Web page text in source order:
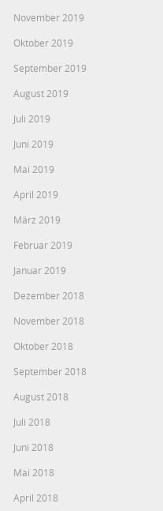
November 2019
Oktober 2019
September 2019
August 2019
Juli 2019
Juni 2019
Mai 2019
April 2019
März 2019
Februar 2019
Januar 2019
Dezember 2018
November 2018
Oktober 2018
September 2018
August 2018
Juli 2018
Juni 2018
Mai 2018
April 2018